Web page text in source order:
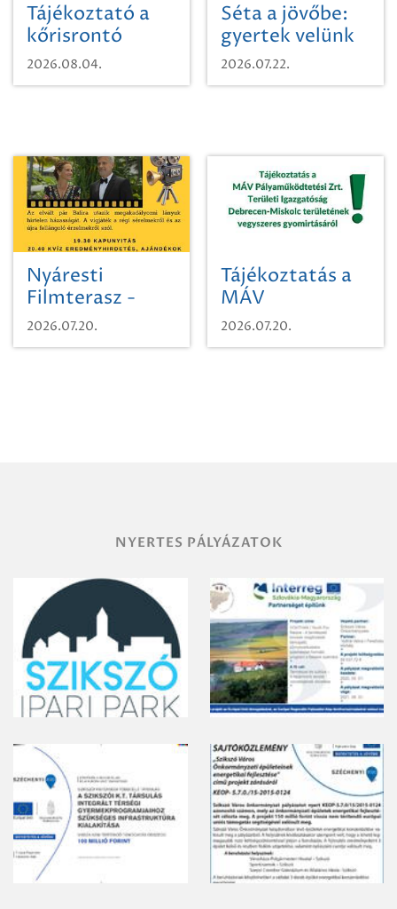
Tájékoztató a
kőrisrontó
karcsúdíszbogárról
2026.08.04.
Séta a jövőbe:
gyertek velünk
egy városi
időutazásra!
2026.07.22.
Nyáresti
Filmterasz -
Beugró a
Paradicsomba
2026.07.20.
Tájékoztatás a
MÁV
Pályaműködtetési
Zrt. Területi
2026.07.20.
NYERTES PÁLYÁZATOK